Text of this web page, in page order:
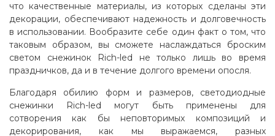
что качественные материалы, из которых сделаны эти
декорации, обеспечивают надежность и долговечность
в использовании. Вообразите себе один факт о том, что
таковым образом, вы сможете наслаждаться броским
светом снежинок Rich-led не только лишь во время
праздничков, да и в течение долгого времени опосля.
Благодаря обилию форм и размеров, светодиодные
снежинки Rich-led могут быть применены для
сотворения как бы неповторимых композиций и
декорирования, как мы выражаемся, разных